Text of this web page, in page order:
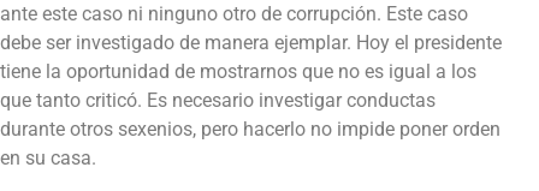
ante este caso ni ninguno otro de corrupción. Este caso
debe ser investigado de manera ejemplar. Hoy el presidente
tiene la oportunidad de mostrarnos que no es igual a los
que tanto criticó. Es necesario investigar conductas
durante otros sexenios, pero hacerlo no impide poner orden
en su casa.